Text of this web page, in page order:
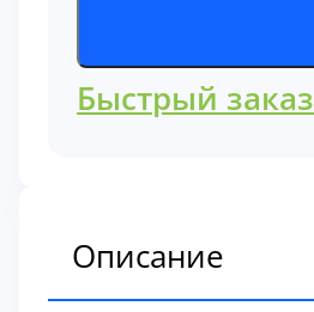
масляный
860109878
Быстрый заказ
Описание